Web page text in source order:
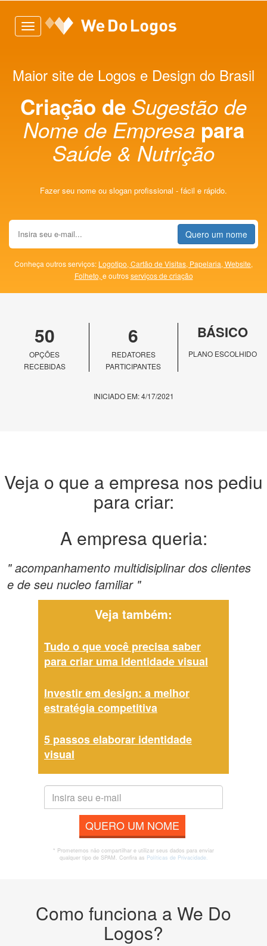
Toggle
navigation
Maior site de Logos e Design do Brasil
Criação de Sugestão de
Nome de Empresa para
Saúde & Nutrição
Fazer seu nome ou slogan profissional - fácil e rápido.
Quero um nome
Conheça outros serviços: Logotipo, Cartão de Visitas, Papelaria, Website,
Folheto, e outrosserviços de criação
50
OPÇÕES
RECEBIDAS
6
REDATORES
PARTICIPANTES
BÁSICO
PLANO ESCOLHIDO
INICIADO EM: 4/17/2021
Veja o que a empresa nos pediu
para criar:
A empresa queria:
" acompanhamento multidisiplinar dos clientes
e de seu nucleo familiar "
Veja também:
Tudo o que você precisa saber
para criar uma identidade visual
Investir em design: a melhor
estratégia competitiva
5 passos elaborar identidade
visual
QUERO UM NOME
* Prometemos não compartilhar e utilizar seus dados para enviar
qualquer tipo de SPAM. Confira as Políticas de Privacidade.
Como funciona a We Do
Logos?